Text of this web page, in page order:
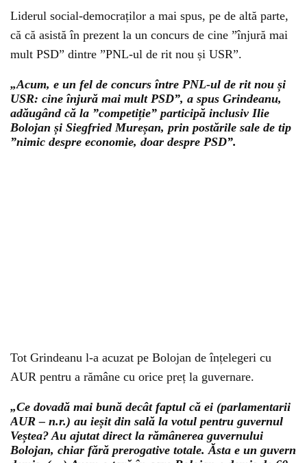
Liderul social-democraților a mai spus, pe de altă parte,
că că asistă în prezent la un concurs de cine ”înjură mai
mult PSD” dintre ”PNL-ul de rit nou și USR”.
„Acum, e un fel de concurs între PNL-ul de rit nou și
USR: cine înjură mai mult PSD”, a spus Grindeanu,
adăugând că la ”competiție” participă inclusiv Ilie
Bolojan și Siegfried Mureșan, prin postările sale de tip
”nimic despre economie, doar despre PSD”.
Tot Grindeanu l-a acuzat pe Bolojan de înțelegeri cu
AUR pentru a rămâne cu orice preț la guvernare.
„Ce dovadă mai bună decât faptul că ei (parlamentarii
AUR – n.r.) au ieșit din sală la votul pentru guvernul
Veștea? Au ajutat direct la rămânerea guvernului
Bolojan, chiar fără prerogative totale. Ăsta e un guvern